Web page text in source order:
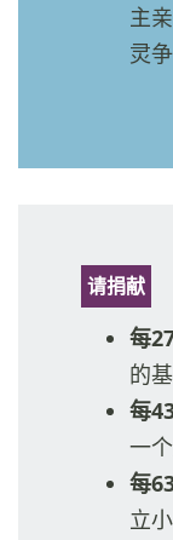
主
灵
请捐献
每
的
每
一
每
立